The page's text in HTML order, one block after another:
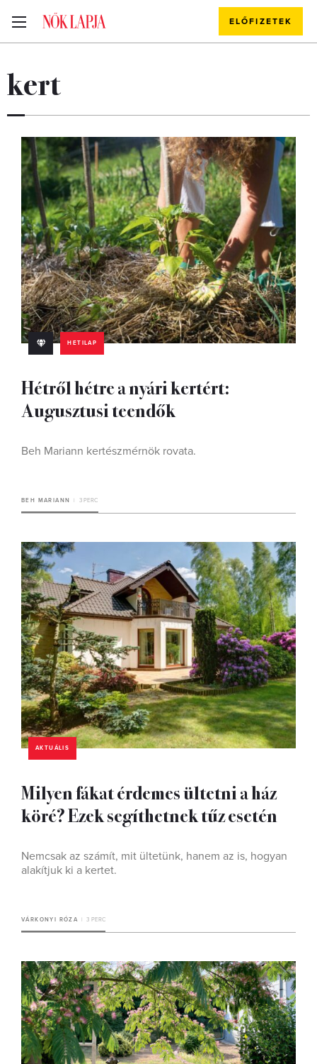
ELŐFIZETEK
kert
HETILAP
Hétről hétre a nyári kertért:
Augusztusi teendők
Beh Mariann kertészmérnök rovata.
BEH MARIANN 3 PERC
AKTUÁLIS
Milyen fákat érdemes ültetni a ház
köré? Ezek segíthetnek tűz esetén
Nemcsak az számít, mit ültetünk, hanem az is, hogyan
alakítjuk ki a kertet.
VÁRKONYI RÓZA 3 PERC